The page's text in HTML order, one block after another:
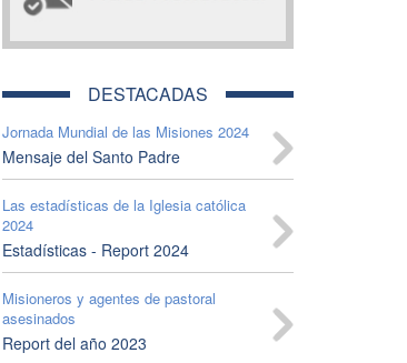
DESTACADAS
Jornada Mundial de las Misiones 2024
Mensaje del Santo Padre
Las estadísticas de la Iglesia católica
2024
Estadísticas - Report 2024
Misioneros y agentes de pastoral
asesinados
Report del año 2023